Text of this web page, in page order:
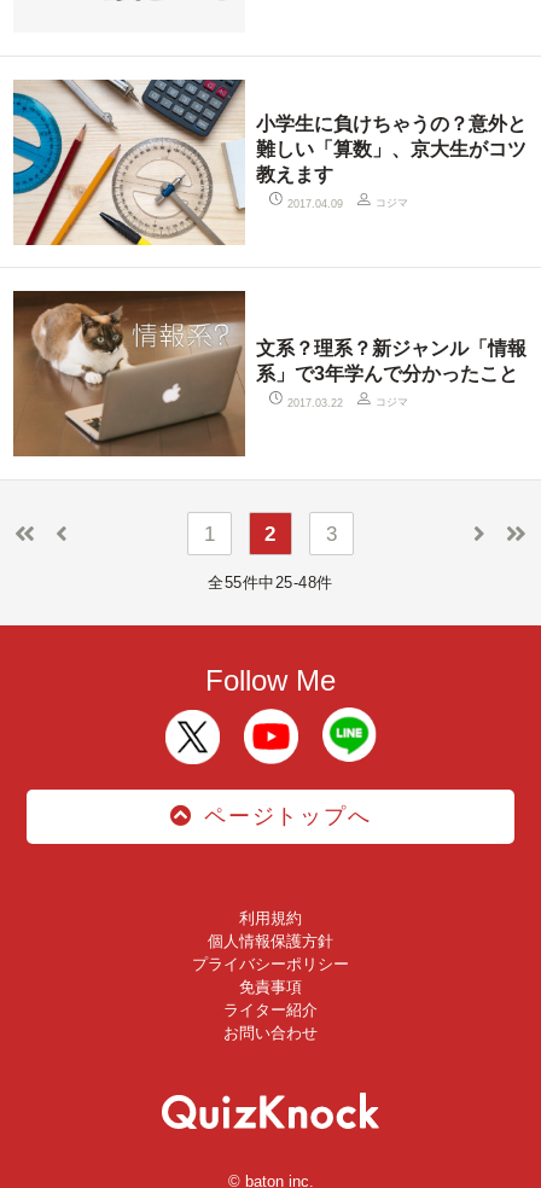
小学生に負けちゃうの？意外と
難しい「算数」、京大生がコツ
教えます
2017.04.09 コジマ
文系？理系？新ジャンル「情報
系」で3年学んで分かったこと
2017.03.22 コジマ
1 2 3
全55件中25-48件
Follow Me
ページトップへ
利用規約
個人情報保護方針
プライバシーポリシー
免責事項
ライター紹介
お問い合わせ
© baton inc.